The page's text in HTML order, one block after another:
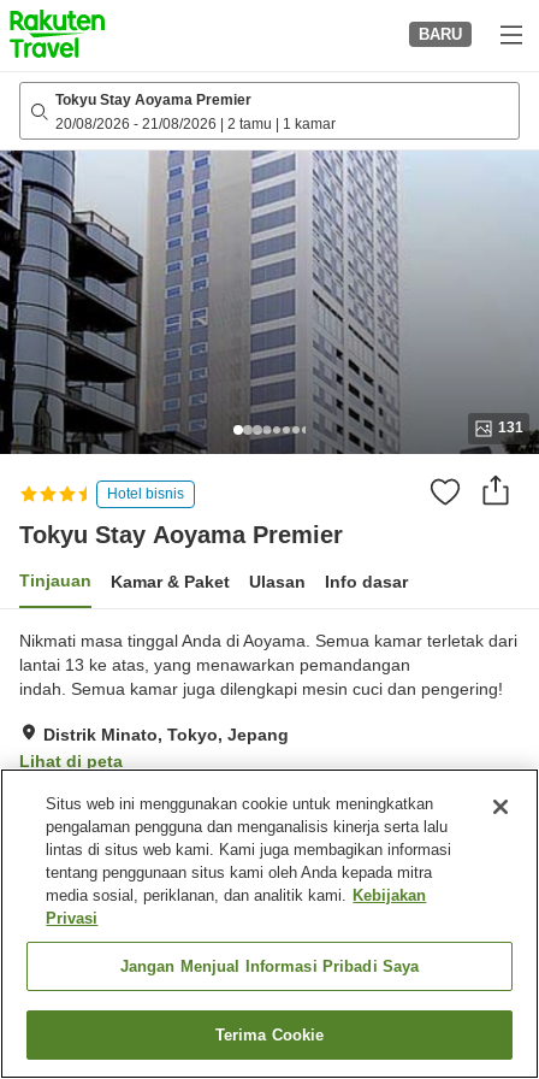
to
top
page
BARU
Tokyu Stay Aoyama Premier
20/08/2026 - 21/08/2026 2 tamu 1 kamar
131
Hotel bisnis
Tokyu Stay Aoyama Premier
Tinjauan Kamar & Paket Ulasan Info dasar
Nikmati masa tinggal Anda di Aoyama. Semua kamar terletak dari
lantai 13 ke atas, yang menawarkan pemandangan
indah. Semua kamar juga dilengkapi mesin cuci dan pengering!
Distrik Minato, Tokyo, Jepang
Lihat di peta
Hebat Ulasan:333
Fasilitas properti
Wi-Fi
Lima menit berjalan kaki ke
Beranda Jepang Tokyo
Distrik Minato
Cari kamar
Situs web ini menggunakan cookie untuk meningkatkan
pengalaman pengguna dan menganalisis kinerja serta lalu
lintas di situs web kami. Kami juga membagikan informasi
tentang penggunaan situs kami oleh Anda kepada mitra
media sosial, periklanan, dan analitik kami. Kebijakan
Privasi
Jangan Menjual Informasi Pribadi Saya
Terima Cookie